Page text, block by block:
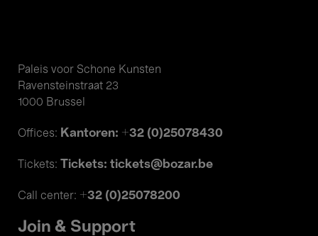
Paleis voor Schone Kunsten
Ravensteinstraat 23
1000 Brussel
Offices: Kantoren: +32 (0)25078430
Tickets: Tickets: tickets@bozar.be
Call center: +32 (0)25078200
Join & Support